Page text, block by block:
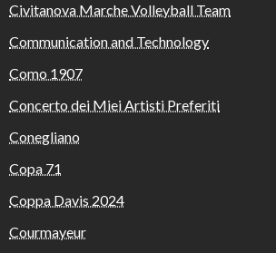
Civitanova Marche Volleyball Team
Communication and Technology
Como 1907
Concerto dei Miei Artisti Preferiti
Conegliano
Copa 71
Coppa Davis 2024
Courmayeur